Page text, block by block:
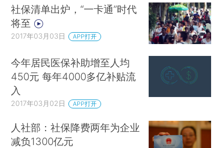
社保清单出炉，“一卡通”时代
将至
2017年03月03日 APP打开
今年居民医保补助增至人均
450元 每年4000多亿补贴流
入
2017年03月02日 APP打开
人社部：社保降费两年为企业
减负1300亿元